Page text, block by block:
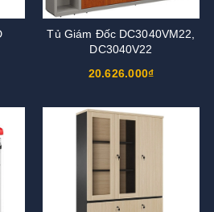
Tủ Giám Đốc DC3040VM22,
DC3040V22
20.626.000₫